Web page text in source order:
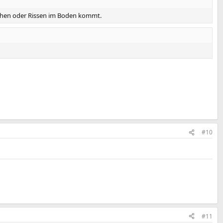
oder Rissen im Boden kommt.
#10
#11